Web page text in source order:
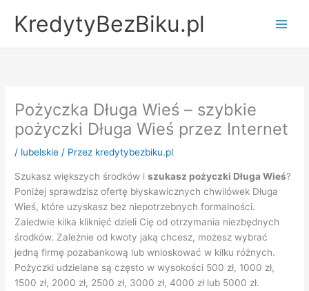
KredytyBezBiku.pl
Pożyczka Długa Wieś – szybkie
pożyczki Długa Wieś przez Internet
/ lubelskie / Przez kredytybezbiku.pl
Szukasz większych środków iszukasz pożyczki Długa Wieś?
Poniżej sprawdzisz ofertę błyskawicznych chwilówek Długa
Wieś, które uzyskasz bez niepotrzebnych formalności.
Zaledwie kilka kliknięć dzieli Cię od otrzymania niezbędnych
środków. Zależnie od kwoty jaką chcesz, możesz wybrać
jedną firmę pozabankową lub wnioskować w kilku różnych.
Pożyczki udzielane są często w wysokości 500 zł, 1000 zł,
1500 zł, 2000 zł, 2500 zł, 3000 zł, 4000 zł lub 5000 zł.